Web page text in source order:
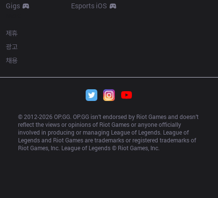
Gigs
Esports iOS
제휴
광고
채용
© 2012-2026 OP.GG. OP.GG isn’t endorsed by Riot Games and doesn’t
reflect the views or opinions of Riot Games or anyone officially
involved in producing or managing League of Legends. League of
Legends and Riot Games are trademarks or registered trademarks of
Riot Games, Inc. League of Legends © Riot Games, Inc.